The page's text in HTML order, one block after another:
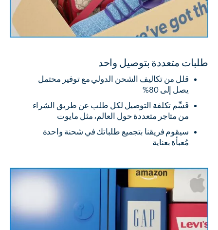
طلبات متعددة بتوصيل واحد
قلل من تكاليف الشحن الدولي مع توفير محتمل
يصل إلى 80%
قَسِّم تكلفة التوصيل لكل طلب عن طريق الشراء
من متاجر متعددة حول العالم، مثل مايوت
سيقوم فريقنا بتجميع طلباتك في شحنة واحدة
مُعبأة بعناية